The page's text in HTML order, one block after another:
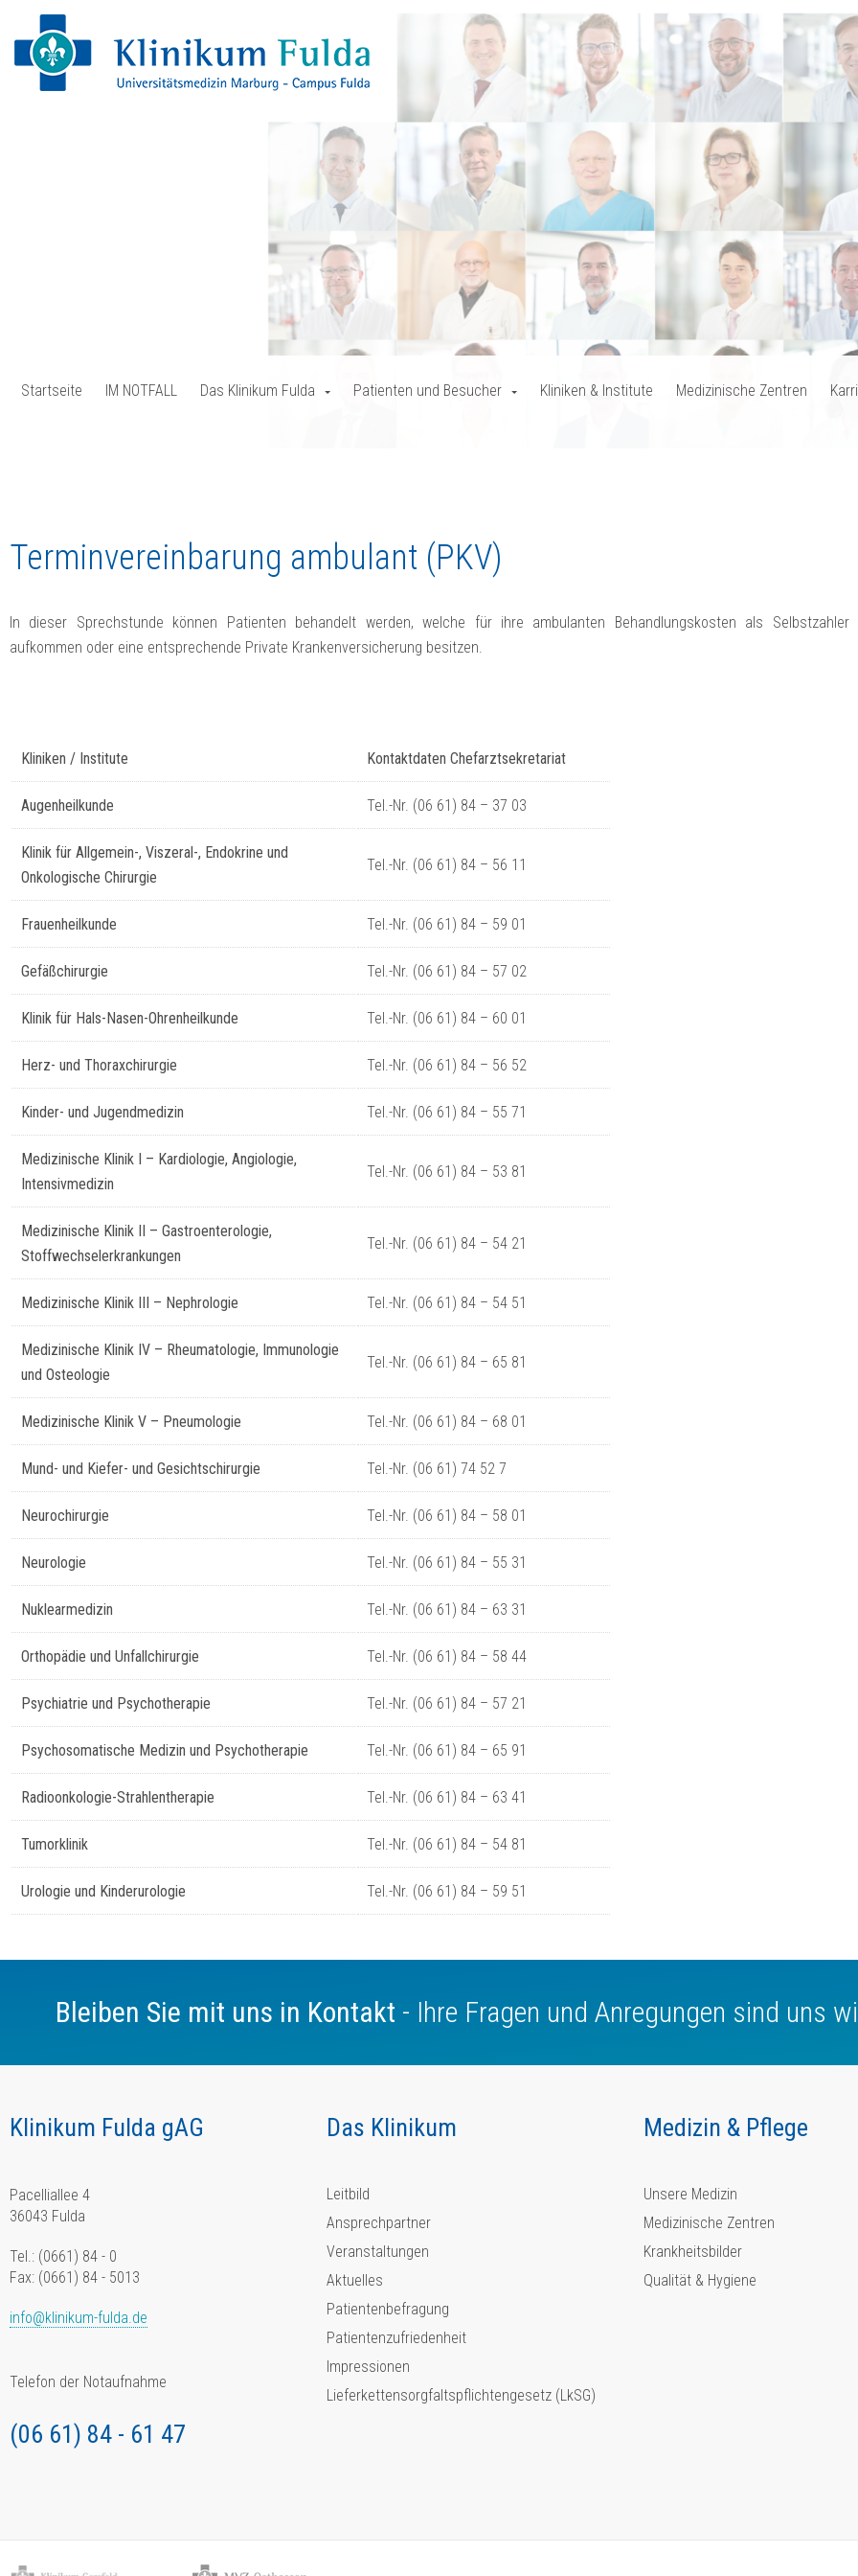
Startseite
IM NOTFALL Das Klinikum Fulda Patienten und Besucher Kliniken & Institute Medizinische Zentren
Terminvereinbarung ambulant (PKV)
In dieser Sprechstunde können Patienten behandelt werden, welche für ihre ambulanten Behandlungskosten als Selbstzahler
aufkommen oder eine entsprechende Private Krankenversicherung besitzen.
Kliniken / Institute Kontaktdaten Chefarztsekretariat
Augenheilkunde Tel.-Nr. (06 61) 84 – 37 03
Klinik für Allgemein-, Viszeral-, Endokrine und
Onkologische Chirurgie
Tel.-Nr. (06 61) 84 – 56 11
Frauenheilkunde Tel.-Nr. (06 61) 84 – 59 01
Gefäßchirurgie Tel.-Nr. (06 61) 84 – 57 02
Klinik für Hals-Nasen-Ohrenheilkunde Tel.-Nr. (06 61) 84 – 60 01
Herz- und Thoraxchirurgie Tel.-Nr. (06 61) 84 – 56 52
Kinder- und Jugendmedizin Tel.-Nr. (06 61) 84 – 55 71
Medizinische Klinik I – Kardiologie, Angiologie,
Intensivmedizin
Tel.-Nr. (06 61) 84 – 53 81
Medizinische Klinik II – Gastroenterologie,
Stoffwechselerkrankungen
Tel.-Nr. (06 61) 84 – 54 21
Medizinische Klinik III – Nephrologie Tel.-Nr. (06 61) 84 – 54 51
Medizinische Klinik IV – Rheumatologie, Immunologie
und Osteologie
Tel.-Nr. (06 61) 84 – 65 81
Medizinische Klinik V – Pneumologie Tel.-Nr. (06 61) 84 – 68 01
Mund- und Kiefer- und Gesichtschirurgie Tel.-Nr. (06 61) 74 52 7
Neurochirurgie Tel.-Nr. (06 61) 84 – 58 01
Neurologie Tel.-Nr. (06 61) 84 – 55 31
Nuklearmedizin Tel.-Nr. (06 61) 84 – 63 31
Orthopädie und Unfallchirurgie Tel.-Nr. (06 61) 84 – 58 44
Psychiatrie und Psychotherapie Tel.-Nr. (06 61) 84 – 57 21
Psychosomatische Medizin und Psychotherapie Tel.-Nr. (06 61) 84 – 65 91
Radioonkologie-Strahlentherapie Tel.-Nr. (06 61) 84 – 63 41
Tumorklinik Tel.-Nr. (06 61) 84 – 54 81
Urologie und Kinderurologie Tel.-Nr. (06 61) 84 – 59 51
Bleiben Sie mit uns in Kontakt - Ihre Fragen und Anregungen sind uns
Klinikum Fulda gAG
Pacelliallee 4
36043 Fulda
Tel.: (0661) 84 - 0
Fax: (0661) 84 - 5013
info@klinikum-fulda.de
Telefon der Notaufnahme
(06 61) 84 - 61 47
Das Klinikum
Leitbild
Ansprechpartner
Veranstaltungen
Aktuelles
Patientenbefragung
Patientenzufriedenheit
Impressionen
Lieferkettensorgfaltspflichtengesetz (LkSG)
Medizin & Pflege
Unsere Medizin
Medizinische Zentren
Krankheitsbilder
Qualität & Hygiene